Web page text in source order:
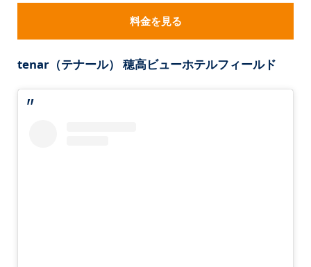
料金を見る
tenar（テナール） 穂高ビューホテルフィールド